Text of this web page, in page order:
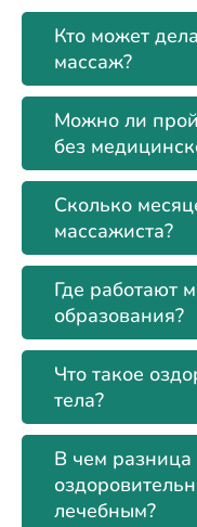
Кто может
массаж?
Можно ли
без
Сколько
массажиста?
Где работают
образования?
Что такое
тела?
В чем
лечебным?